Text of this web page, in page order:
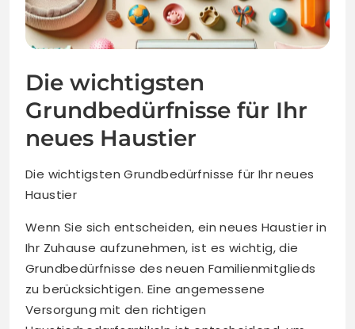
Die wichtigsten
Grundbedürfnisse für Ihr
neues Haustier
Die wichtigsten Grundbedürfnisse für Ihr neues
Haustier
Wenn Sie sich entscheiden, ein neues Haustier in
Ihr Zuhause aufzunehmen, ist es wichtig, die
Grundbedürfnisse des neuen Familienmitglieds
zu berücksichtigen. Eine angemessene
Versorgung mit den richtigen